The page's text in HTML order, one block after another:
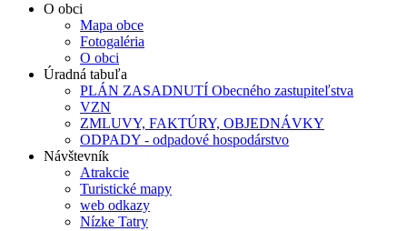
O obci
Mapa obce
Fotogaléria
O obci
Úradná tabuľa
PLÁN ZASADNUTÍ Obecného zastupiteľstva
VZN
ZMLUVY, FAKTÚRY, OBJEDNÁVKY
ODPADY - odpadové hospodárstvo
Návštevník
Atrakcie
Turistické mapy
web odkazy
Nízke Tatry